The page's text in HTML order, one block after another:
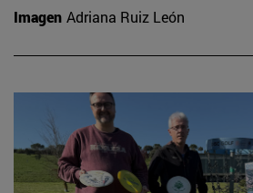
Imagen Adriana Ruiz León